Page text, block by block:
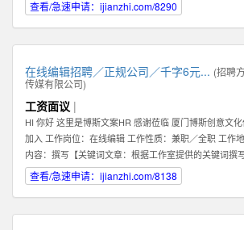
查看/急速申请：ijianzhi.com/8290
在线编辑招聘／正规公司／千字6元... (招聘
传媒有限公司)
工资面议 |
HI 你好 这里是博斯文案HR 感谢莅临 厦门博斯创意文
加入 工作岗位：在线编辑 工作性质：兼职／全职 工作
内容：撰写【关键词文章：根据工作室提供的关键词撰
容的文章】 文章要求：质量一般，重点要求原创（不可
顺。 编辑薪资：稿酬制。【6元／1000字】 非诚勿扰。
查看/急速申请：ijianzhi.com/8138